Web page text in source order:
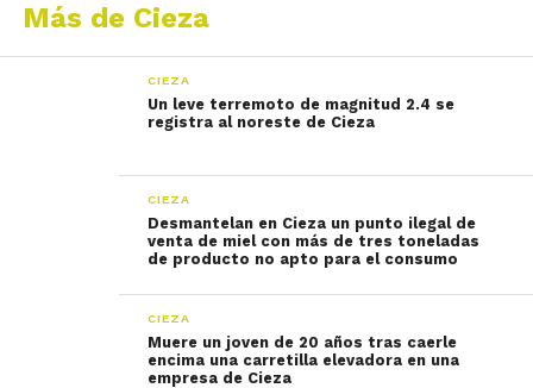
Más de Cieza
CIEZA
Un leve terremoto de magnitud 2.4 se
registra al noreste de Cieza
CIEZA
Desmantelan en Cieza un punto ilegal de
venta de miel con más de tres toneladas
de producto no apto para el consumo
CIEZA
Muere un joven de 20 años tras caerle
encima una carretilla elevadora en una
empresa de Cieza